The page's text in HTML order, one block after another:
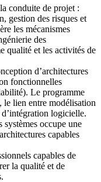
conduite de projet :
gestion des risques et
les mécanismes
des
qualité et les activités de
d’architectures
fonctionnelles
Le programme
le lien entre modélisation
d’intégration logicielle.
occupe une
capables
capables de
la qualité et de